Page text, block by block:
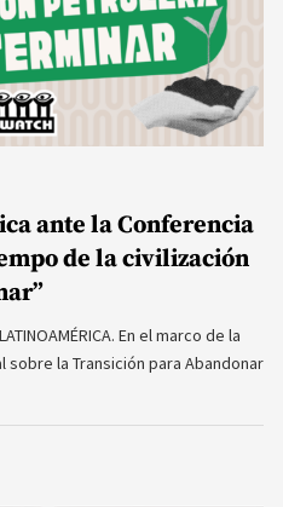
ante la Conferencia
de la civilización
En el marco de la
la Transición para Abandonar